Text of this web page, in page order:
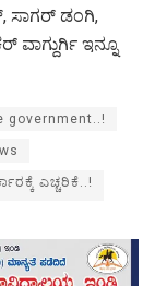
ಸಾಗರ್ ಡಂಗಿ,
ವಾಗ್ದುರ್ಗಿ ಇನ್ನೂ
government..!
ಎಚ್ಚರಿಕೆ..!